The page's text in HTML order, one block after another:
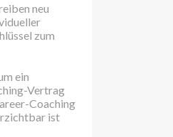
neu
zum
ein
Vertrag
Coaching
ist